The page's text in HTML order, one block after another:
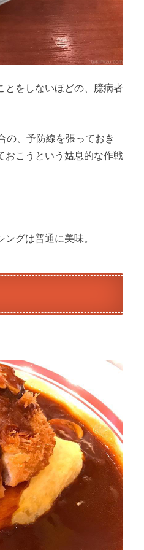
とをしないほどの、臆病者
の、予防線を張っておき
おこうという姑息的な作戦
グは普通に美味。